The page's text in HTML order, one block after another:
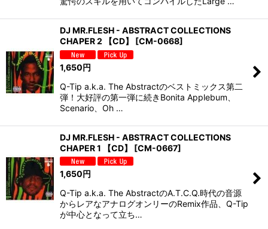
DJ MR.FLESH - ABSTRACT COLLECTIONS
CHAPER 2 【CD】
[CM-0668]
1,650円
Q-Tip a.k.a. The Abstractのベストミックス第二
弾！大好評の第一弾に続きBonita Applebum、
Scenario、Oh …
DJ MR.FLESH - ABSTRACT COLLECTIONS
CHAPER 1 【CD】
[CM-0667]
1,650円
Q-Tip a.k.a. The AbstractのA.T.C.Q.時代の音源
からレアなアナログオンリーのRemix作品、Q-Tip
が中心となって立ち…